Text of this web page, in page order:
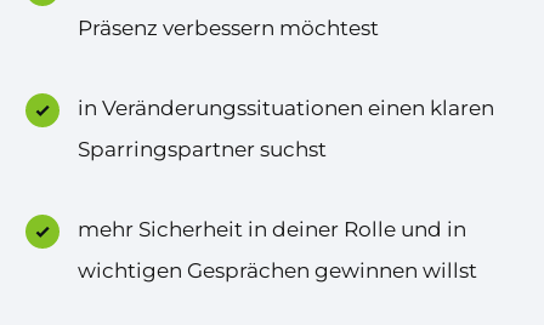
Präsenz verbessern möchtest
in Veränderungssituationen einen klaren
Sparringspartner suchst
mehr Sicherheit in deiner Rolle und in
wichtigen Gesprächen gewinnen willst